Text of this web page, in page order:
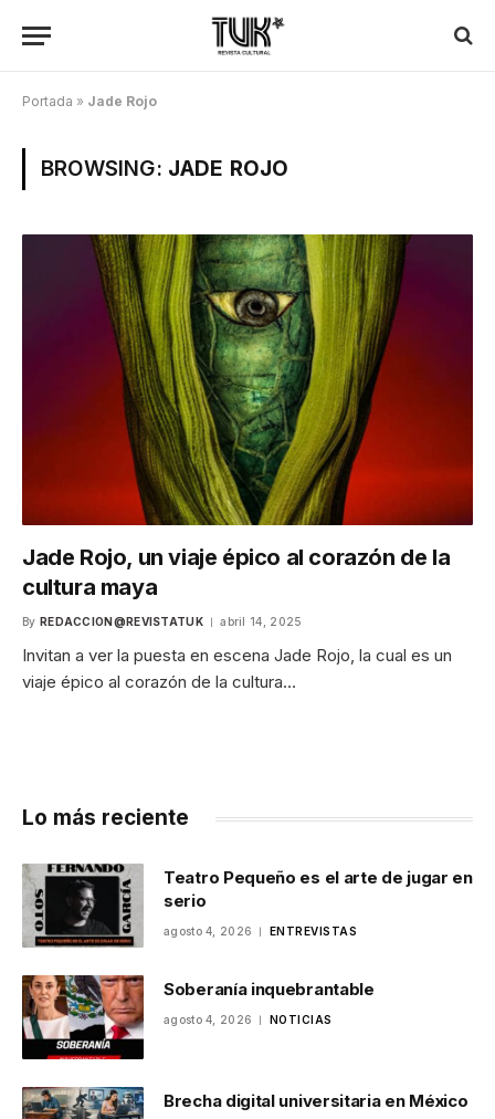
Portada » Jade Rojo
BROWSING: JADE ROJO
Jade Rojo, un viaje épico al corazón de la
cultura maya
By REDACCION@REVISTATUK abril 14, 2025
Invitan a ver la puesta en escena Jade Rojo, la cual es un
viaje épico al corazón de la cultura…
Lo más reciente
Teatro Pequeño es el arte de jugar en
serio
agosto 4, 2026 ENTREVISTAS
Soberanía inquebrantable
agosto 4, 2026 NOTICIAS
Brecha digital universitaria en México